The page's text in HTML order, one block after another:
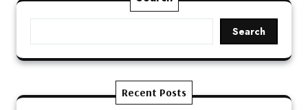
Search
Recent Posts